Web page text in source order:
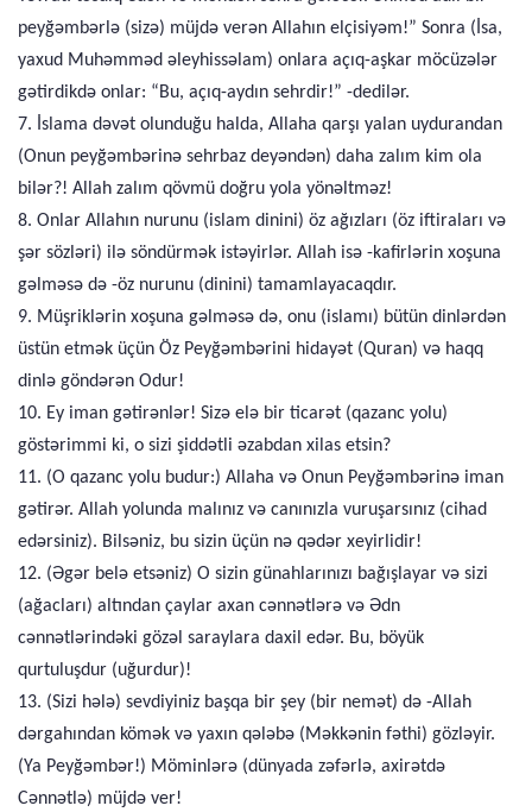
peyğəmbərlə (sizə) müjdə verən Allahın elçisiyəm!” Sonra (İsa,
yaxud Muhəmməd əleyhissəlam) onlara açıq-aşkar möcüzələr
gətirdikdə onlar: “Bu, açıq-aydın sehrdir!” -dedilər.
7. İslama dəvət olunduğu halda, Allaha qarşı yalan uydurandan
(Onun peyğəmbərinə sehrbaz deyəndən) daha zalım kim ola
bilər?! Allah zalım qövmü doğru yola yönəltməz!
8. Onlar Allahın nurunu (islam dinini) öz ağızları (öz iftiraları və
şər sözləri) ilə söndürmək istəyirlər. Allah isə -kafirlərin xoşuna
gəlməsə də -öz nurunu (dinini) tamamlayacaqdır.
9. Müşriklərin xoşuna gəlməsə də, onu (islamı) bütün dinlərdən
üstün etmək üçün Öz Peyğəmbərini hidayət (Quran) və haqq
dinlə göndərən Odur!
10. Ey iman gətirənlər! Sizə elə bir ticarət (qazanc yolu)
göstərimmi ki, o sizi şiddətli əzabdan xilas etsin?
11. (O qazanc yolu budur:) Allaha və Onun Peyğəmbərinə iman
gətirər. Allah yolunda malınız və canınızla vuruşarsınız (cihad
edərsiniz). Bilsəniz, bu sizin üçün nə qədər xeyirlidir!
12. (Əgər belə etsəniz) O sizin günahlarınızı bağışlayar və sizi
(ağacları) altından çaylar axan cənnətlərə və Ədn
cənnətlərindəki gözəl saraylara daxil edər. Bu, böyük
qurtuluşdur (uğurdur)!
13. (Sizi hələ) sevdiyiniz başqa bir şey (bir nemət) də -Allah
dərgahından kömək və yaxın qələbə (Məkkənin fəthi) gözləyir.
(Ya Peyğəmbər!) Möminlərə (dünyada zəfərlə, axirətdə
Cənnətlə) müjdə ver!